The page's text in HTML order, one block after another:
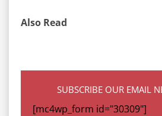
Also Read
SUBSCRIBE OUR EMAIL
[mc4wp_form id="30309"]